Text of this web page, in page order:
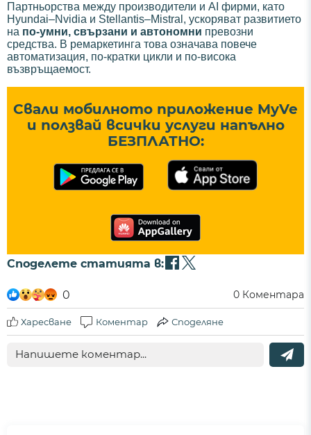
Партньорства между производители и AI фирми, като
Hyundai–Nvidia и Stellantis–Mistral, ускоряват развитието
на по-умни, свързани и автономни превозни
средства. В ремаркетинга това означава повече
автоматизация, по-кратки цикли и по-висока
възвръщаемост.
Свали мобилното приложение MyVe
и ползвай всички услуги напълно
БЕЗПЛАТНО:
Споделете статията в:
0 0 Коментара
Харесване Коментар Споделяне